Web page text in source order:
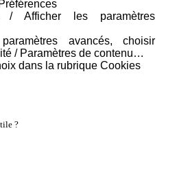
/ Afficher les paramètres
avancés, choisir
/ Paramètres de contenu…
dans la rubrique Cookies
?